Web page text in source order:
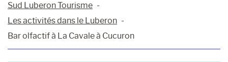
Sud Luberon Tourisme
Les activités dans le Luberon
Bar olfactif à La Cavale à Cucuron